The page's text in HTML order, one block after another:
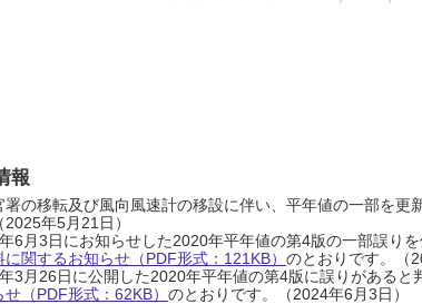
報
署の移転及び風向風速計の移設に伴い、平年値の一部を更
2025年5月21日）
6月3日にお知らせした2020年平年値の第4版の一部誤り
に関するお知らせ（PDF形式：121KB） のとおりです。（
3月26日に公開した2020年平年値の第4版に誤りがある
せ（PDF形式：62KB） のとおりです。（2024年6月3日）